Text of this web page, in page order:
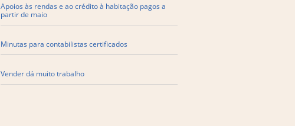
Apoios às rendas e ao crédito à habitação pagos a
partir de maio
Minutas para contabilistas certificados
Vender dá muito trabalho